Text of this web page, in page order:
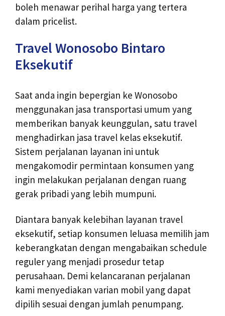
boleh menawar perihal harga yang tertera
dalam pricelist.
Travel Wonosobo Bintaro
Eksekutif
Saat anda ingin bepergian ke Wonosobo
menggunakan jasa transportasi umum yang
memberikan banyak keunggulan, satu travel
menghadirkan jasa travel kelas eksekutif.
Sistem perjalanan layanan ini untuk
mengakomodir permintaan konsumen yang
ingin melakukan perjalanan dengan ruang
gerak pribadi yang lebih mumpuni.
Diantara banyak kelebihan layanan travel
eksekutif, setiap konsumen leluasa memilih jam
keberangkatan dengan mengabaikan schedule
reguler yang menjadi prosedur tetap
perusahaan. Demi kelancaranan perjalanan
kami menyediakan varian mobil yang dapat
dipilih sesuai dengan jumlah penumpang.